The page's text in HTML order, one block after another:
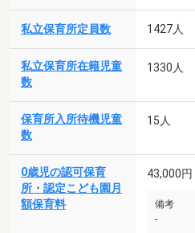
私立保育所定員数 1427人
私立保育所在籍児童
数
1330人
保育所入所待機児童
数
15人
0歳児の認可保育
所・認定こども園月
額保育料
43,000円
備考
-